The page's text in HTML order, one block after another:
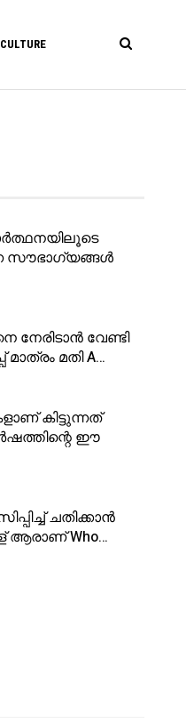
സൗഭാഗ്യങ്ങൾ
വേണ്ടി
മതി A…
കിട്ടുന്നത്
ഈ
ചതിക്കാൻ
ആരാണ് Who…